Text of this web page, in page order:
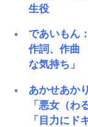
生役
であいもん
作詞、作曲
な気持ち」
あかせあか
「悪女（わ
「目力にド